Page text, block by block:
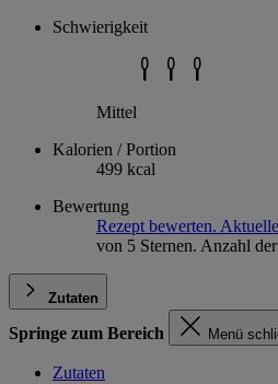
Schwierigkeit
Mittel
Kalorien / Portion
499 kcal
Bewertung
Rezept bewerten.
von 5 Sternen. Anzahl
Zutaten
Springe zum Bereich Menü
Zutaten